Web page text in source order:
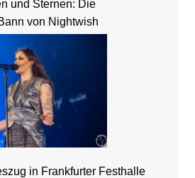
und Sternen: Die
von Nightwish
in Frankfurter Festhalle